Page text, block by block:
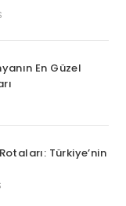
En Güzel
Türkiye’nin